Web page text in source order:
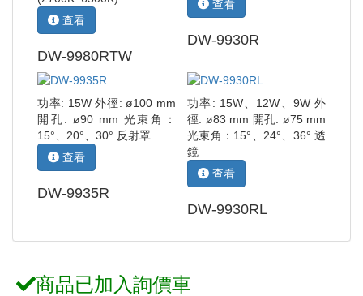
查看
DW-9980RTW
查看
DW-9930R
功率: 15W 外徑: ø100 mm
開孔: ø90 mm 光束角：
15°、20°、30° 反射罩
查看
DW-9935R
功率: 15W、12W、9W 外
徑: ø83 mm 開孔: ø75 mm
光束角：15°、24°、36° 透
鏡
查看
DW-9930RL
商品已加入詢價車